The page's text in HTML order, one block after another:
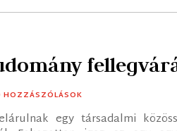
HOZZÁSZÓLÁSOK
egy társadalmi